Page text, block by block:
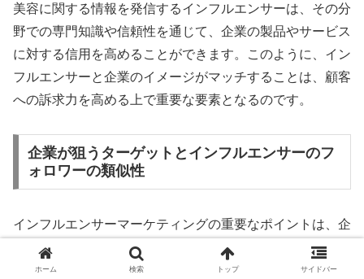
美容に関する情報を発信するインフルエンサーは、その分
野での専門知識や信頼性を通じて、企業の製品やサービス
に対する信用を高めることができます。このように、イン
フルエンサーと企業のイメージがマッチすることは、顧客
への訴求力を高める上で重要な要素となるのです。
企業が狙うターゲットとインフルエンサーのフ
ォロワーの類似性
インフルエンサーマーケティングの重要なポイントは、企
業が狙うターゲットとインフルエンサーのフォロワーの類
似性です。例えば、美容製品の広告を考えてみましょう。
ホーム 検索 トップ サイドバー